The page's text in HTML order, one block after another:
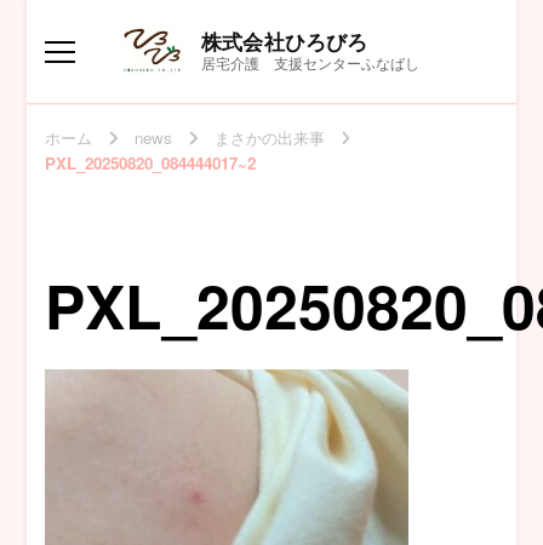
株式会社ひろびろ
居宅介護 支援センターふなばし
ホーム news
まさかの出来事
PXL_20250820_084444017~2